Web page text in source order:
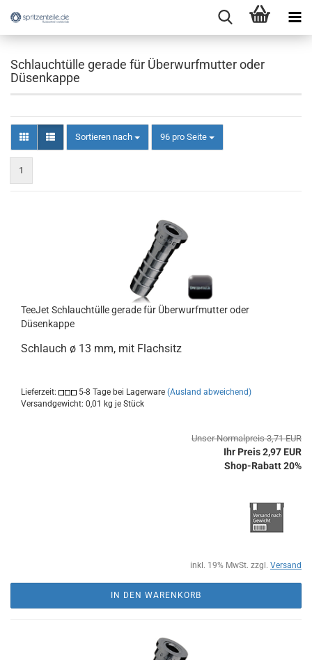
Schlauchtülle gerade für Überwurfmutter oder
Düsenkappe
Sortieren nach
Sortieren nach 96 pro Seite
pro Seite
1
TeeJet Schlauchtülle gerade für Überwurfmutter oder
Düsenkappe
Schlauch ø 13 mm, mit Flachsitz
Lieferzeit: 5-8 Tage bei Lagerware (Ausland abweichend)
Versandgewicht: 0,01 kg je Stück
Unser Normalpreis 3,71 EUR
Ihr Preis 2,97 EUR
Shop-Rabatt 20%
inkl. 19% MwSt. zzgl. Versand
IN DEN WARENKORB